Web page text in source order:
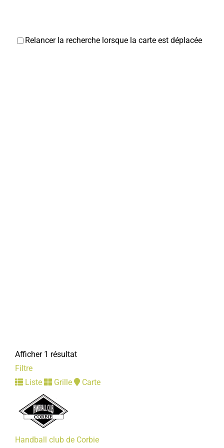
Relancer la recherche lorsque la carte est déplacée
Afficher 1 résultat
Filtre
Liste
Grille Carte
Handball club de Corbie